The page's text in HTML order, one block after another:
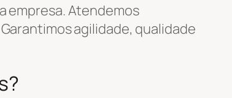
empresa. Atendemos
Garantimos agilidade, qualidade